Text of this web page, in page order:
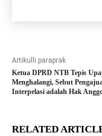
Artikulli paraprak
Ketua DPRD NTB Tepis
Menghalangi, Sebut
Interpelasi adalah Hak
RELATED